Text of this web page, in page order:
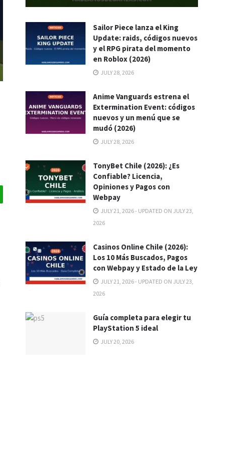
Sailor Piece lanza el King
Update: raids, códigos nuevos
y el RPG pirata del momento
en Roblox (2026)
JULY 28, 2026
Anime Vanguards estrena el
Extermination Event: códigos
nuevos y un menú que se
mudó (2026)
JULY 28, 2026
TonyBet Chile (2026): ¿Es
Confiable? Licencia,
Opiniones y Pagos con
Webpay
JULY 21, 2026 - UPDATED ON JULY 23,
2026
Casinos Online Chile (2026):
Los 10 Más Buscados, Pagos
con Webpay y Estado de la Ley
JULY 21, 2026 - UPDATED ON JULY 23,
2026
Guía completa para elegir tu
PlayStation 5 ideal
JULY 20, 2026